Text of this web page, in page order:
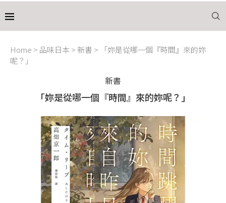
Home > 品味日本 > 新書 >
「妳是從哪一個『時間』來的妳
呢？」
新書
「妳是從哪一個『時間』來的妳呢？」